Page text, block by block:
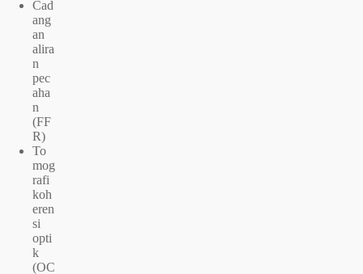
Cad
ang
an
alira
n
pec
aha
n
(FF
R)
To
mog
rafi
koh
eren
si
opti
k
(OC